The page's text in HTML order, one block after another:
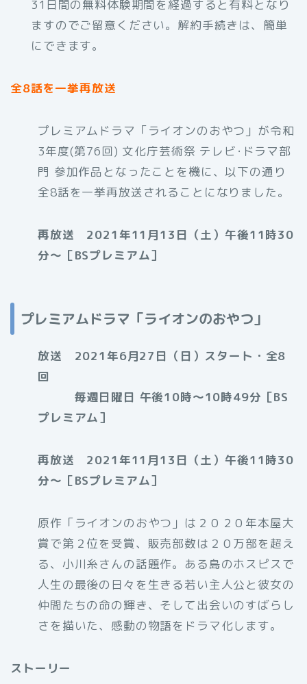
31日間の無料体験期間を経過すると有料となり
ますのでご留意ください。解約手続きは、簡単
にできます。
全8話を一挙再放送
プレミアムドラマ「ライオンのおやつ」が令和
3年度(第76回) 文化庁芸術祭 テレビ･ドラマ部
門 参加作品となったことを機に、以下の通り
全8話を一挙再放送されることになりました。
再放送 2021年11月13日（土）午後11時30
分〜［BSプレミアム］
プレミアムドラマ「ライオンのおやつ」
放送 2021年6月27日（日）スタート・全8
回
毎週日曜日 午後10時〜10時49分［BS
プレミアム］
再放送 2021年11月13日（土）午後11時30
分〜［BSプレミアム］
原作「ライオンのおやつ」は２０２０年本屋大
賞で第２位を受賞、販売部数は２０万部を超え
る、小川糸さんの話題作。ある島のホスピスで
人生の最後の日々を生きる若い主人公と彼女の
仲間たちの命の輝き、そして出会いのすばらし
さを描いた、感動の物語をドラマ化します。
ストーリー